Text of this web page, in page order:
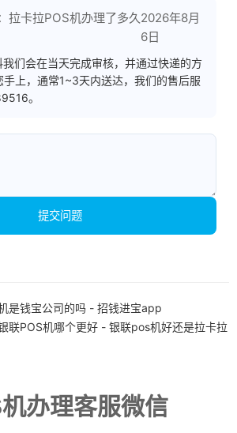
拉卡拉POS机办理了多久 2026年8月
6日
们会在当天完成审核，并通过快递的方
手上，通常1~3天内送达，我们的售后服
。
提交问题
是钱宝公司的吗 - 招钱进宝app
联POS机哪个更好 - 银联pos机好还是拉卡拉
办理客服微信